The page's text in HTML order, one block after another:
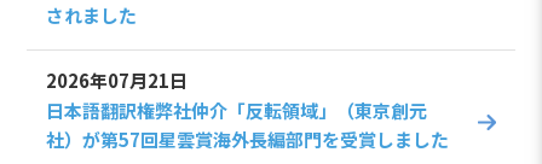
されました
2026年07月21日
日本語翻訳権弊社仲介「反転領域」（東京創元
社）が第57回星雲賞海外長編部門を受賞しました